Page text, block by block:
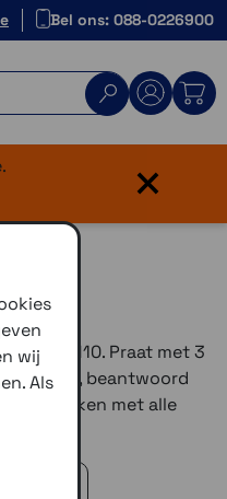
Bel ons: 088-0226900
×
de SMH10. Praat met 3
meter, beantwoord
maken met alle
wij
Als